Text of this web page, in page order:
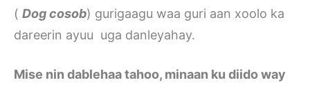
( Dog cosob) gurigaagu waa guri aan xoolo ka
dareerin ayuu uga danleyahay.
Mise nin dablehaa tahoo, minaan ku diido way